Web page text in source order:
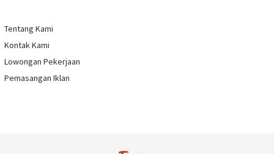
Tentang Kami
Kontak Kami
Lowongan Pekerjaan
Pemasangan Iklan